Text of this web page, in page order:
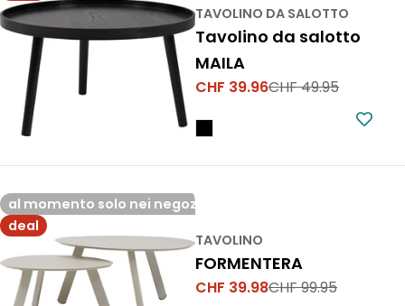
TAVOLINO DA SALOTTO
Tavolino da salotto
MAILA
Prezzo
vendita
CHF 39.96
Prezzo
CHF 49.95
al momento solo nei negozi
deal
TAVOLINO
FORMENTERA
Prezzo
CHF 39.98
Prezzo
CHF 99.95